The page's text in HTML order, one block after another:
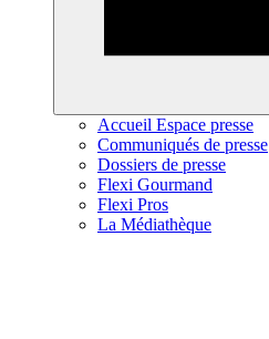
Accueil Espace presse
Communiqués de presse
Dossiers de presse
Flexi Gourmand
Flexi Pros
La Médiathèque